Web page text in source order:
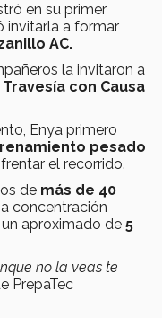
en su primer
invitarla a formar
AC.
la invitaron a
con Causa
Enya primero
pesado
el recorrido.
de más de 40
concentración
aproximado de 5
no la veas te
PrepaTec